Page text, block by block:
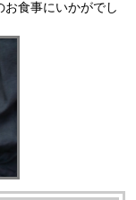
食事にいかがでし